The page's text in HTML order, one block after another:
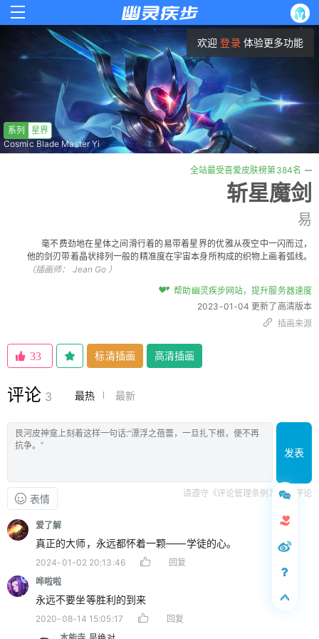
欢迎 登录 体验更多功能
Cosmic Blade Master Yi
系列 星界
全站最受喜爱皮肤榜第384名
斩星魔剑
易
毫不费劲地在星体之间滑行着的易带着星界的优雅从夜空中一闪而过，
他的剑刃带着晶状排列一般的精准度在宇宙本身所构成的织物上画着弧线。
（插画师： Jean Go ）
帮助幽灵疾步网站，提升服务器速度
2023-01-04 更新了高清版本
插画来源
33 标清插画 高清插画
评论 3 最热 最新
发表
表情 请遵守《评论管理条例》文明评论
爱了解
真正的大师，永远都怀着一颗——学徒的心。
2024-01-02 20:13:46
回复
哗啦啦
永远不要坐等胜利的到来
2020-08-14 15:05:17
回复